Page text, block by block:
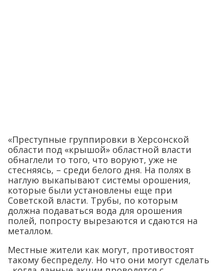
«Преступные группировки в Херсонской
области под «крышой» областной власти
обнаглели то того, что воруют, уже не
стесняясь, – среди белого дня. На полях в
наглую выкапывают системы орошения,
которые были установлены еще при
Советской власти. Трубы, по которым
должна подаваться вода для орошения
полей, попросту вырезаются и сдаются на
металлом.
Местные жители как могут, противостоят
такому беспределу. Но что они могут сделать